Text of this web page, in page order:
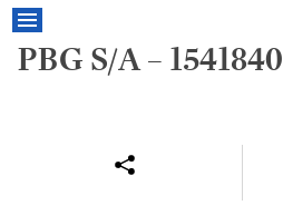
PBG S/A – 1541840